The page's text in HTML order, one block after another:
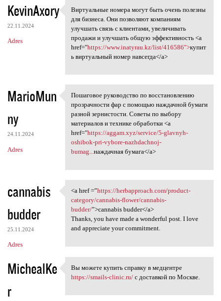
KevinAxory
22.11.2024
Adres
Виртуальные номера могут быть
Виртуальные номера могут быть очень полезны
для бизнеса. Они позволяют компаниям
улучшать связь с клиентами, увеличивать
продажи и улучшать общую эффективность <a
href="https://www.inatyrau.kz/list/416586">купит
ь виртуальный номер навсегда</a>
MarioMun
ny
24.11.2024
Adres
Пошаговое руководство по
Пошаговое руководство по восстановлению
прозрачности фар с помощью наждачной бумаги
разной зернистости. Советы по выбору
материалов и технике обработки <a
href="https://aggam.xyz/service/5-glavnyh-
oshibok-pri-vybore-nazhdachnoj-
bumag...наждачная бумага</a>
cannabis
budder
25.11.2024
Adres
<a href =”https:/
<a href =”https://herbapproach.com/product-
category/cannabis-flower/cannabis-
budder/”>cannabis budder</a>
Thanks, you have made a wonderful post. I love
and appreciate your commitment.
MichealKe
r
Вы можете купить справку в
Вы можете купить справку в медцентре
https://smails-clinic.ru/с доставкой по Москве.